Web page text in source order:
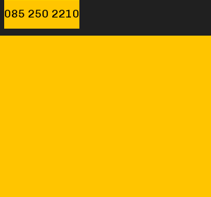
085 250 2210